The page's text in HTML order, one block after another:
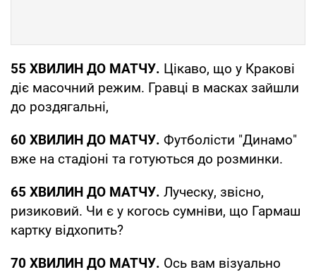
55 ХВИЛИН ДО МАТЧУ. Цікаво, що у Кракові
діє масочний режим. Гравці в масках зайшли
до роздягальні,
60 ХВИЛИН ДО МАТЧУ. Футболісти "Динамо"
вже на стадіоні та готуються до розминки.
65 ХВИЛИН ДО МАТЧУ. Луческу, звісно,
ризиковий. Чи є у когось сумніви, що Гармаш
картку відхопить?
70 ХВИЛИН ДО МАТЧУ. Ось вам візуально